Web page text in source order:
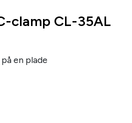
clamp CL-35AL
en plade